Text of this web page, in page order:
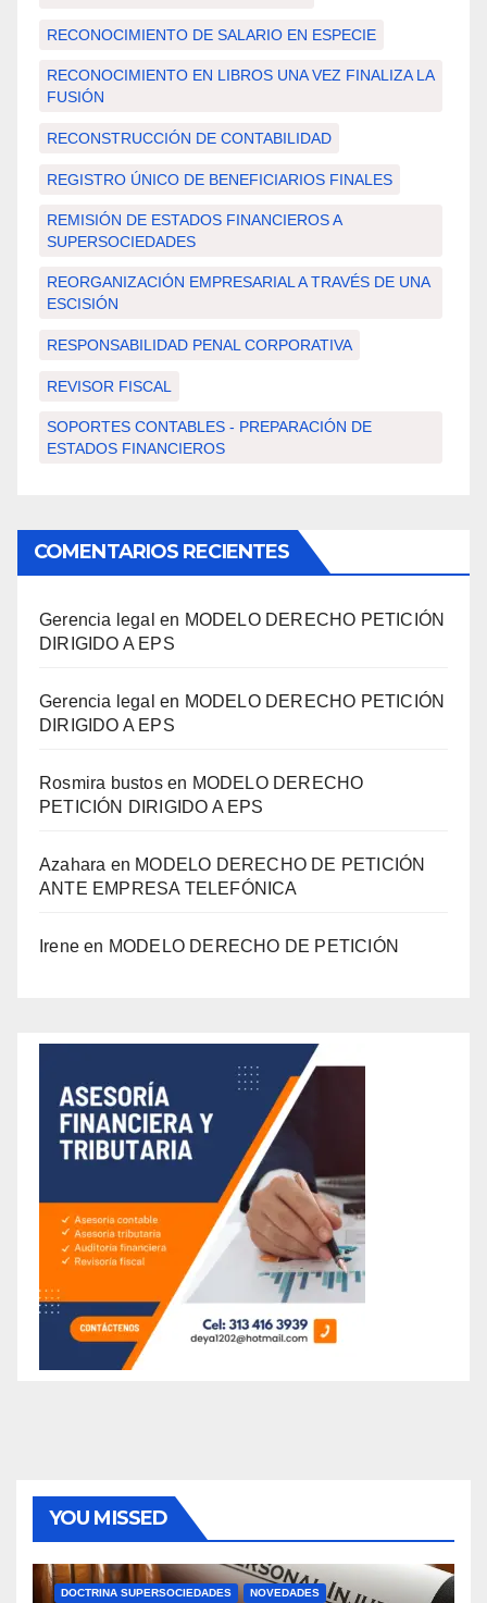
RECONOCIMIENTO DE SALARIO EN ESPECIE
RECONOCIMIENTO EN LIBROS UNA VEZ FINALIZA LA
FUSIÓN
RECONSTRUCCIÓN DE CONTABILIDAD
REGISTRO ÚNICO DE BENEFICIARIOS FINALES
REMISIÓN DE ESTADOS FINANCIEROS A
SUPERSOCIEDADES
REORGANIZACIÓN EMPRESARIAL A TRAVÉS DE UNA
ESCISIÓN
RESPONSABILIDAD PENAL CORPORATIVA
REVISOR FISCAL
SOPORTES CONTABLES - PREPARACIÓN DE
ESTADOS FINANCIEROS
COMENTARIOS RECIENTES
Gerencia legal en MODELO DERECHO PETICIÓN
DIRIGIDO A EPS
Gerencia legal en MODELO DERECHO PETICIÓN
DIRIGIDO A EPS
Rosmira bustosen MODELO DERECHO
PETICIÓN DIRIGIDO A EPS
Azahara en MODELO DERECHO DE PETICIÓN
ANTE EMPRESA TELEFÓNICA
Irene en MODELO DERECHO DE PETICIÓN
YOU MISSED
DOCTRINA SUPERSOCIEDADES NOVEDADES